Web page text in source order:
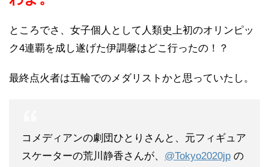
ところでさ、女子個人として人類史上初のオリンピッ
ク4連覇を成し遂げた伊調馨はどこ行ったの！？
最終点火者は五輪でのメダリストかと思っていたし。
コメディアンの劇団ひとりさんと、元フィギュア
スケーターの荒川静香さんが、 @Tokyo2020jp の